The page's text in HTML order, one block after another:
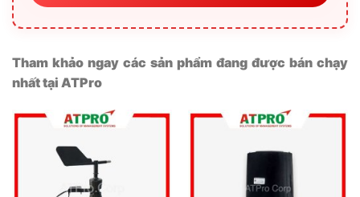
Tham khảo ngay các sản phẩm đang được bán chạy
nhất tại ATPro